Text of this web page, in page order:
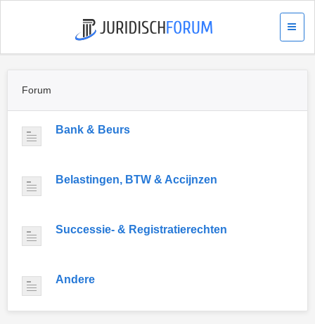
Forum
Bank & Beurs
Belastingen, BTW & Accijnzen
Successie- & Registratierechten
Andere